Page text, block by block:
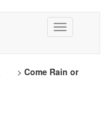
> Come Rain or